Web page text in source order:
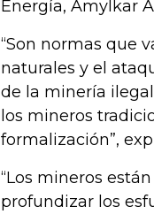
Energía, Amylkar
“Son normas que
naturales y el
de la minería
los mineros
formalización”,
“Los mineros
profundizar los